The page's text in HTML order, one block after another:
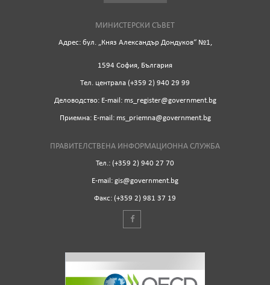
МИНИСТЕРСКИ СЪВЕТ
Адрес: бул. „Княз Александър Дондуков“ №1,
1594 София, България
Tел. централа (+359 2) 940 29 99
Деловодство: Е-mail: ms_register@government.bg
Приемна: Е-mail: ms_priemna@government.bg
ПРАВИТЕЛСТВЕНА ИНФОРМАЦИОННА СЛУЖБА
Тел.: (+359 2) 940 27 70
Е-mail: gis@government.bg
Факс: (+359 2) 981 37 19